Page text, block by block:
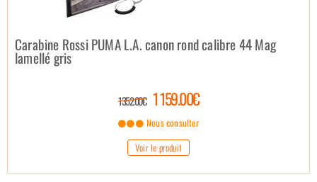
Carabine Rossi PUMA L.A. canon rond calibre 44 Mag
lamellé gris
1 352.00€ 1 159.00€
Nous consulter
Voir le produit